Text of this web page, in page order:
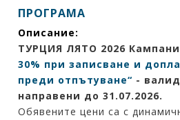
ПРОГРАМА
Описание:
ТУРЦИЯ ЛЯТО 2026
30% при записване и
преди отпътуване“ -
направени до 31.07.2026.
Обявените цени са с